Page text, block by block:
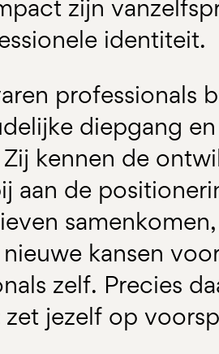
zijn
identiteit.
professionals
diepgang
kennen de
aan de
kansen
zelf. Precies
zet jezelf op